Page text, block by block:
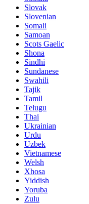
Slovak
Slovenian
Somali
Samoan
Scots Gaelic
Shona
Sindhi
Sundanese
Swahili
Tajik
Tamil
Telugu
Thai
Ukrainian
Urdu
Uzbek
Vietnamese
Welsh
Xhosa
Yiddish
Yoruba
Zulu